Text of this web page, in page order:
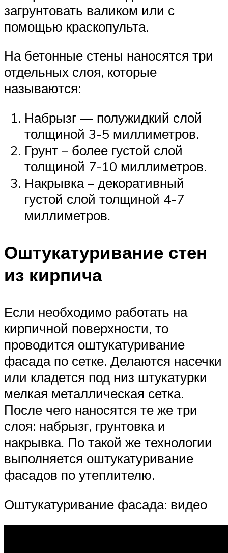
загрунтовать валиком или с
помощью краскопульта.
На бетонные стены наносятся три
отдельных слоя, которые
называются:
Набрызг — полужидкий слой
толщиной 3-5 миллиметров.
Грунт – более густой слой
толщиной 7-10 миллиметров.
Накрывка – декоративный
густой слой толщиной 4-7
миллиметров.
Оштукатуривание стен
из кирпича
Если необходимо работать на
кирпичной поверхности, то
проводится оштукатуривание
фасада по сетке. Делаются насечки
или кладется под низ штукатурки
мелкая металлическая сетка.
После чего наносятся те же три
слоя: набрызг, грунтовка и
накрывка. По такой же технологии
выполняется оштукатуривание
фасадов по утеплителю.
Оштукатуривание фасада: видео